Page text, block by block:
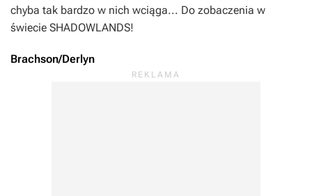
chyba tak bardzo w nich wciąga... Do zobaczenia w
świecie SHADOWLANDS!
Brachson/Derlyn